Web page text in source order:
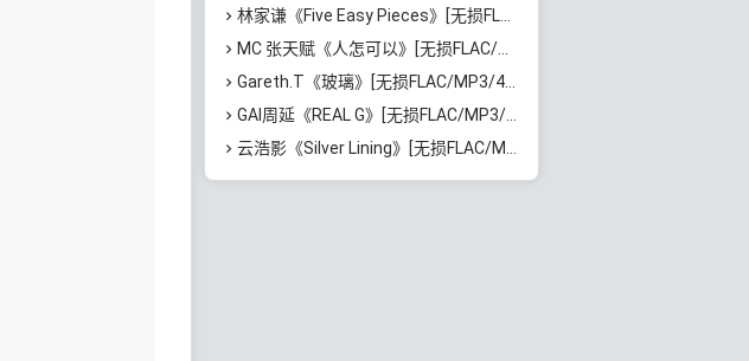
林家谦《Five Easy Pieces》[无损FLAC/MP3/223MB]百度云网盘下载
MC 张天赋《人怎可以》[无损FLAC/MP3/65MB]百度云网盘下载
Gareth.T《玻璃》[无损FLAC/MP3/46MB]百度云网盘下载
GAI周延《REAL G》[无损FLAC/MP3/729MB]百度云网盘下载
云浩影《Silver Lining》[无损FLAC/MP3/543MB]百度云网盘下载